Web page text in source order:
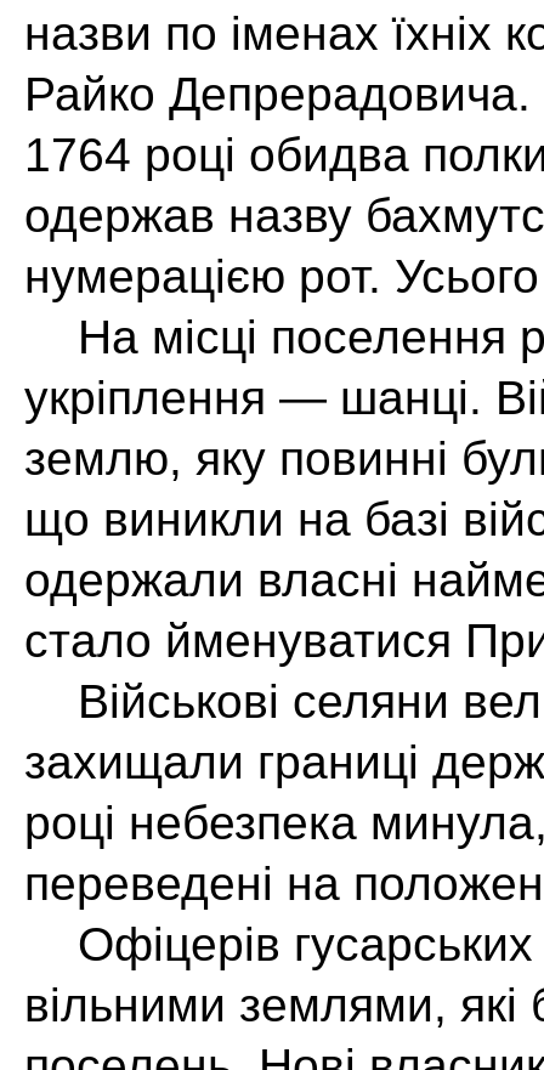
назви по іменах
Райко Депрерадовича.
1764 році обидва
одержав назву
нумерацією рот.
На місці поселення
укріплення — шанці.
землю, яку повинні
що виникли на базі
одержали власні
стало йменуватися
Військові селяни
захищали границі
році небезпека
переведені на
Офіцерів
вільними землями, які